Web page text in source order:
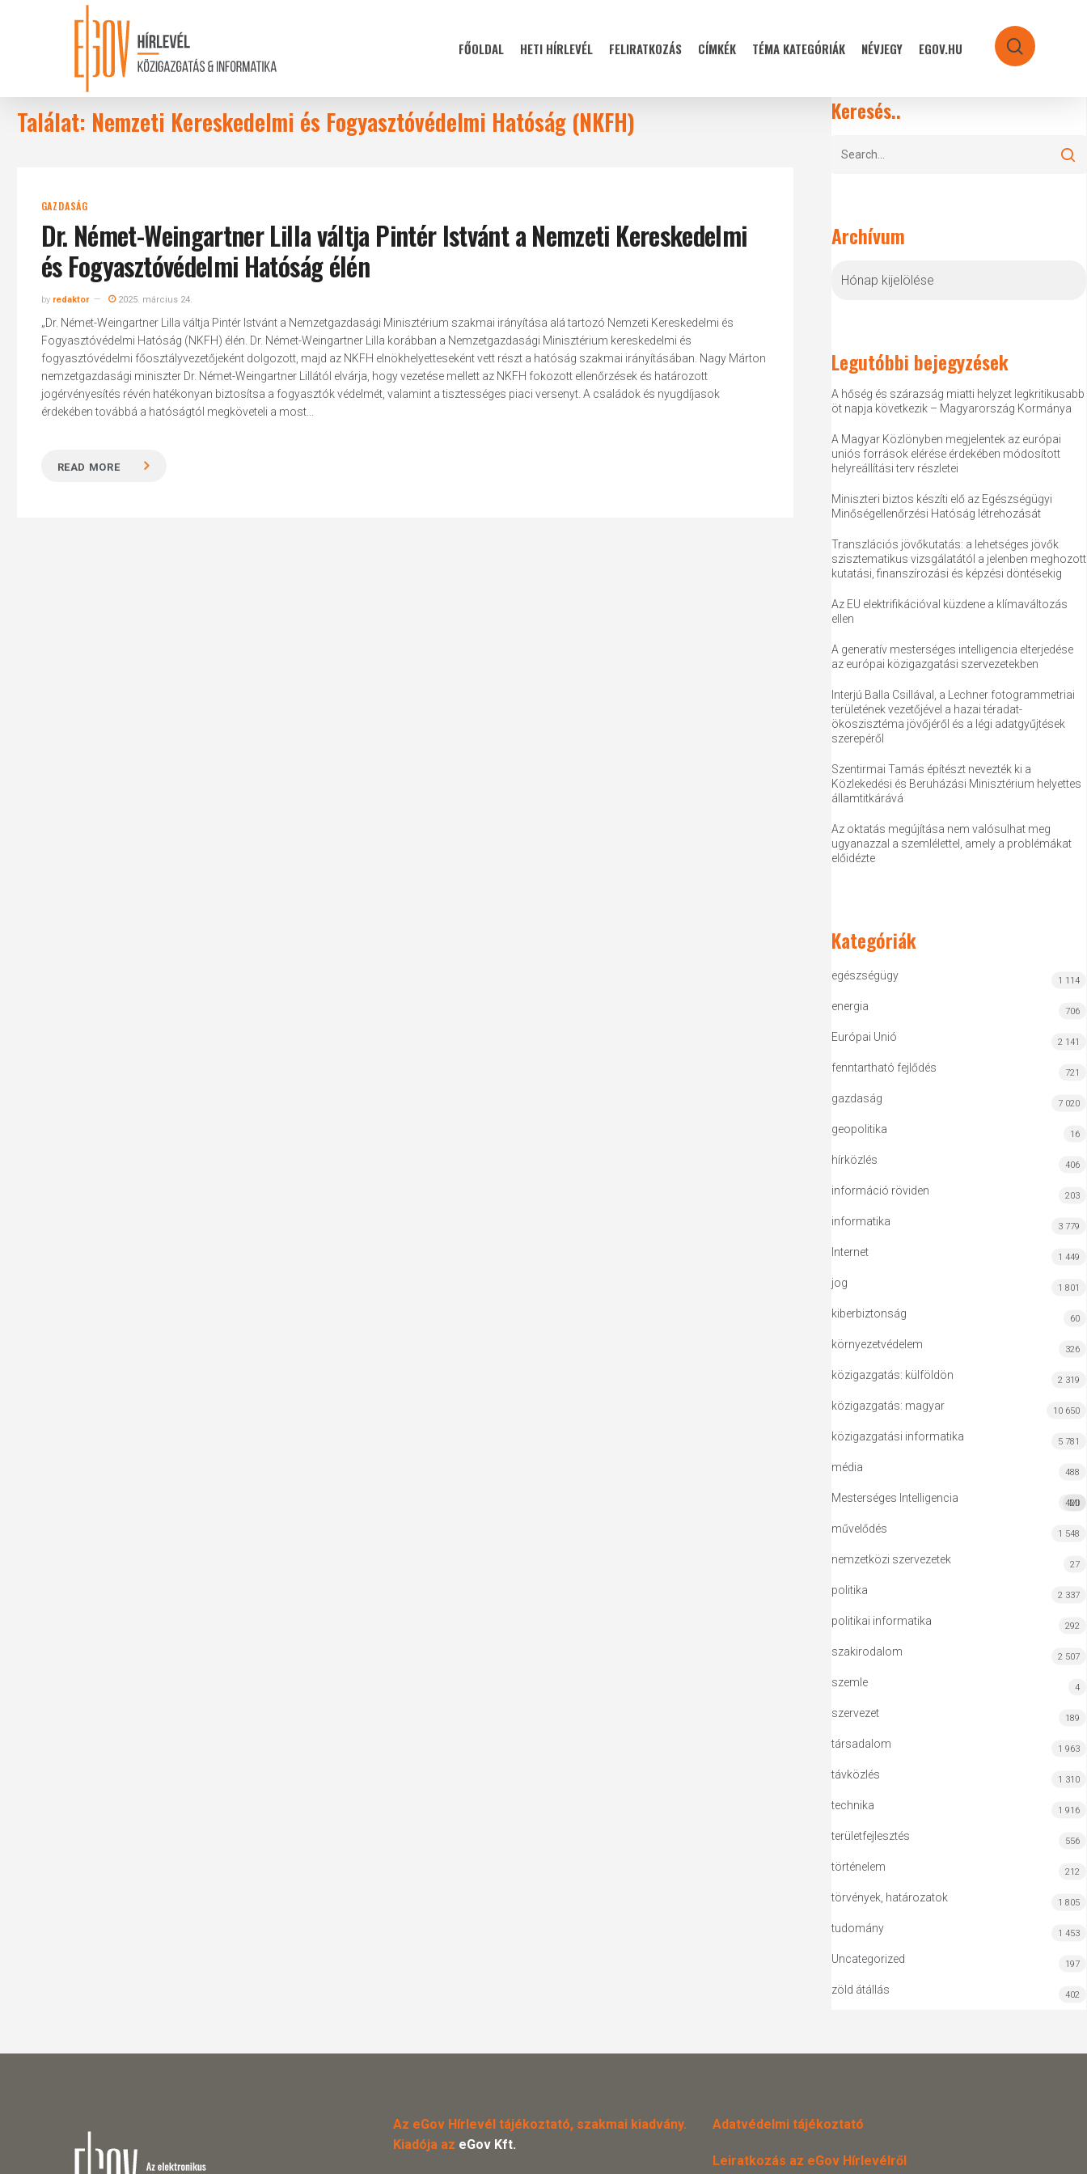
Hit enter to search or ESC to close
FŐOLDAL HETI HÍRLEVÉL FELIRATKOZÁS CÍMKÉK TÉMA KATEGÓRIÁK NÉVJEGY EGOV.HU search
Találat: Nemzeti Kereskedelmi és Fogyasztóvédelmi Hatóság (NKFH)
GAZDASÁG
Dr. Német-Weingartner Lilla váltja Pintér Istvánt a Nemzeti Kereskedelmi
és Fogyasztóvédelmi Hatóság élén
by redaktor 2025. március 24.
„Dr. Német-Weingartner Lilla váltja Pintér Istvánt a Nemzetgazdasági Minisztérium szakmai irányítása alá tartozó Nemzeti Kereskedelmi és
Fogyasztóvédelmi Hatóság (NKFH) élén. Dr. Német-Weingartner Lilla korábban a Nemzetgazdasági Minisztérium kereskedelmi és
fogyasztóvédelmi főosztályvezetőjeként dolgozott, majd az NKFH elnökhelyetteseként vett részt a hatóság szakmai irányításában. Nagy Márton
nemzetgazdasági miniszter Dr. Német-Weingartner Lillától elvárja, hogy vezetése mellett az NKFH fokozott ellenőrzések és határozott
jogérvényesítés révén hatékonyan biztosítsa a fogyasztók védelmét, valamint a tisztességes piaci versenyt. A családok és nyugdíjasok
érdekében továbbá a hatóságtól megköveteli a most...
READ MORE
Keresés..
Archívum
Legutóbbi bejegyzések
A hőség és szárazság miatti helyzet legkritikusabb
öt napja következik – Magyarország Kormánya
A Magyar Közlönyben megjelentek az európai
uniós források elérése érdekében módosított
helyreállítási terv részletei
Miniszteri biztos készíti elő az Egészségügyi
Minőségellenőrzési Hatóság létrehozását
Transzlációs jövőkutatás: a lehetséges jövők
szisztematikus vizsgálatától a jelenben meghozott
kutatási, finanszírozási és képzési döntésekig
Az EU elektrifikációval küzdene a klímaváltozás
ellen
A generatív mesterséges intelligencia elterjedése
az európai közigazgatási szervezetekben
Interjú Balla Csillával, a Lechner fotogrammetriai
területének vezetőjével a hazai téradat-
ökoszisztéma jövőjéről és a légi adatgyűjtések
szerepéről
Szentirmai Tamás építészt nevezték ki a
Közlekedési és Beruházási Minisztérium helyettes
államtitkárává
Az oktatás megújítása nem valósulhat meg
ugyanazzal a szemlélettel, amely a problémákat
előidézte
Kategóriák
egészségügy 1 114
energia 706
Európai Unió 2 141
fenntartható fejlődés 721
gazdaság 7 020
geopolitika 16
hírközlés 406
információ röviden 203
informatika 3 779
Internet 1 449
jog 1 801
kiberbiztonság 60
környezetvédelem 326
közigazgatás: külföldön 2 319
közigazgatás: magyar 10 650
közigazgatási informatika 5 781
média 488
Mesterséges Intelligencia MI
420
művelődés 1 548
nemzetközi szervezetek 27
politika 2 337
politikai informatika 292
szakirodalom 2 507
szemle 4
szervezet 189
társadalom 1 963
távközlés 1 310
technika 1 916
területfejlesztés 556
történelem 212
törvények, határozatok 1 805
tudomány 1 453
Uncategorized 197
zöld átállás 402
Az eGov Hírlevél tájékoztató, szakmai kiadvány.
Kiadója az eGov Kft.
Adatvédelmi tájékoztató
Leiratkozás az eGov Hírlevélről